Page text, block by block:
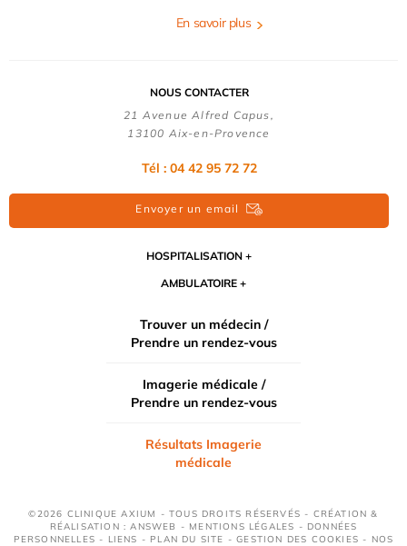
En savoir plus
NOUS CONTACTER
21 Avenue Alfred Capus,
13100 Aix-en-Provence
Tél : 04 42 95 72 72
Envoyer un email
HOSPITALISATION
AMBULATOIRE
Trouver un médecin /
Prendre un rendez-vous
Imagerie médicale /
Prendre un rendez-vous
Résultats Imagerie
médicale
©2026 CLINIQUE AXIUM - TOUS DROITS RÉSERVÉS - CRÉATION &
RÉALISATION : ANSWEB - MENTIONS LÉGALES - DONNÉES
PERSONNELLES - LIENS - PLAN DU SITE -GESTION DES COOKIES - NOS